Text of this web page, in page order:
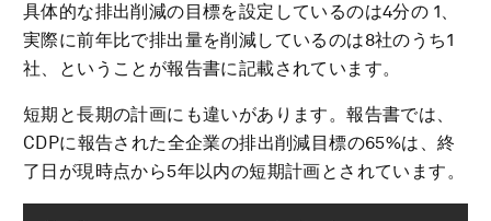
具体的な排出削減の目標を設定しているのは4分の 1、
実際に前年比で排出量を削減しているのは8社のうち1
社、ということが報告書に記載されています。
短期と長期の計画にも違いがあります。報告書では、
CDPに報告された全企業の排出削減目標の65%は、終
了日が現時点から5年以内の短期計画とされています。